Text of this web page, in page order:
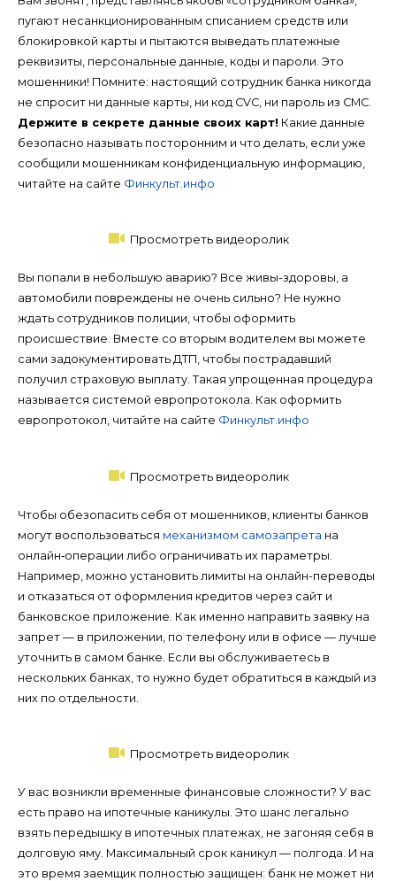
пугают несанкционированным списанием средств или
блокировкой карты и пытаются выведать платежные
реквизиты, персональные данные, коды и пароли. Это
мошенники! Помните: настоящий сотрудник банка никогда
не спросит ни данные карты, ни код CVC, ни пароль из СМС.
Держите в секрете данные своих карт! Какие данные
безопасно называть посторонним и что делать, если уже
сообщили мошенникам конфиденциальную информацию,
читайте на сайте Финкульт.инфо
Просмотреть видеоролик
Вы попали в небольшую аварию? Все живы-здоровы, а
автомобили повреждены не очень сильно? Не нужно
ждать сотрудников полиции, чтобы оформить
происшествие. Вместе со вторым водителем вы можете
сами задокументировать ДТП, чтобы пострадавший
получил страховую выплату. Такая упрощенная процедура
называется системой европротокола. Как оформить
европротокол, читайте на сайте Финкульт.инфо
Просмотреть видеоролик
Чтобы обезопасить себя от мошенников, клиенты банков
могут воспользоваться механизмом самозапрета на
онлайн‑операции либо ограничивать их параметры.
Например, можно установить лимиты на онлайн-переводы
и отказаться от оформления кредитов через сайт и
банковское приложение. Как именно направить заявку на
запрет — в приложении, по телефону или в офисе — лучше
уточнить в самом банке. Если вы обслуживаетесь в
нескольких банках, то нужно будет обратиться в каждый из
них по отдельности.
Просмотреть видеоролик
У вас возникли временные финансовые сложности? У вас
есть право на ипотечные каникулы. Это шанс легально
взять передышку в ипотечных платежах, не загоняя себя в
долговую яму. Максимальный срок каникул — полгода. И на
это время заемщик полностью защищен: банк не может ни